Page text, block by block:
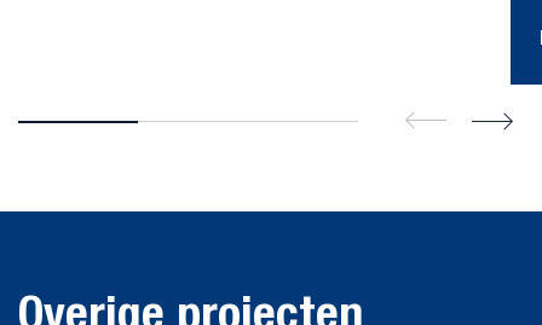
Overige projecten
kerncentrale
Blusleiding